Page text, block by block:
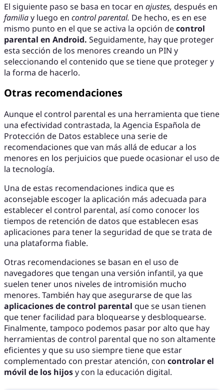
El siguiente paso se basa en tocar en ajustes, después en
familiay luego en control parental. De hecho, es en ese
mismo punto en el que se activa la opción decontrol
parental en Android. Seguidamente, hay que proteger
esta sección de los menores creando un PIN y
seleccionando el contenido que se tiene que proteger y
la forma de hacerlo.
Otras recomendaciones
Aunque el control parental es una herramienta que tiene
una efectividad contrastada, la Agencia Española de
Protección de Datos establece una serie de
recomendaciones que van más allá de educar a los
menores en los perjuicios que puede ocasionar el uso de
la tecnología.
Una de estas recomendaciones indica que es
aconsejable escoger la aplicación más adecuada para
establecer el control parental, así como conocer los
tiempos de retención de datos que establecen esas
aplicaciones para tener la seguridad de que se trata de
una plataforma fiable.
Otras recomendaciones se basan en el uso de
navegadores que tengan una versión infantil, ya que
suelen tener unos niveles de intromisión mucho
menores. También hay que asegurarse de que las
aplicaciones de control parental que se usan tienen
que tener facilidad para bloquearse y desbloquearse.
Finalmente, tampoco podemos pasar por alto que hay
herramientas de control parental que no son altamente
eficientes y que su uso siempre tiene que estar
complementado con prestar atención, con controlar el
móvil de los hijosy con la educación digital.